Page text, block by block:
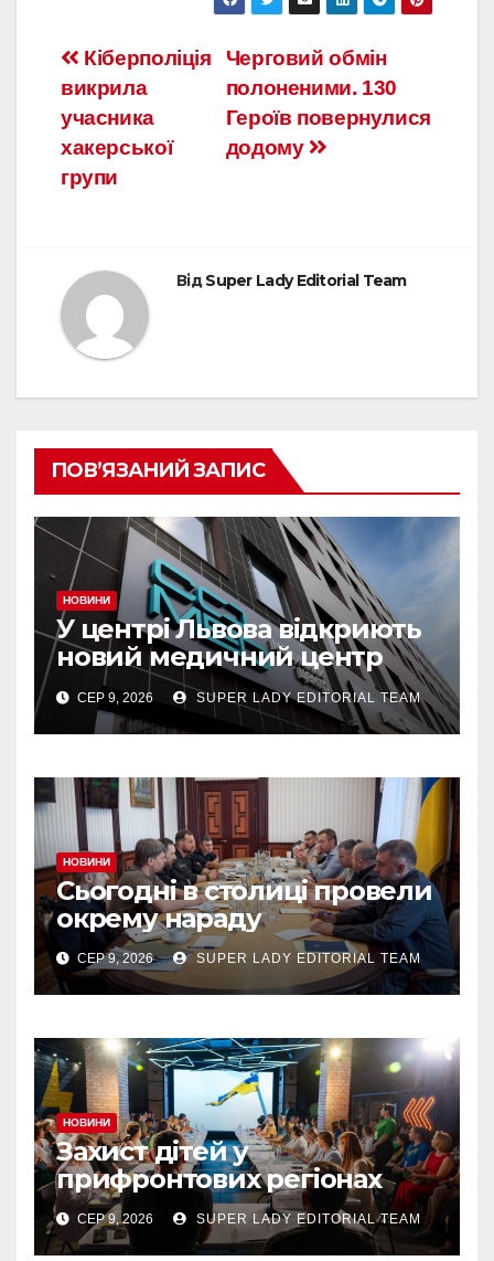
Черговий обмін
полоненими. 130
Героїв повернулися
додому
Кіберполіція
викрила
учасника
хакерської
групи
ВідSuper Lady Editorial Team
ПОВ’ЯЗАНИЙ ЗАПИС
НОВИНИ
У центрі Львова відкриють
новий медичний центр
Comed з діагностикою
Siemens та можливістю
пройти чек-ап
СЕР 9, 2026 SUPER LADY EDITORIAL TEAM
НОВИНИ
Сьогодні в столиці провели
окрему нараду
СЕР 9, 2026 SUPER LADY EDITORIAL TEAM
НОВИНИ
Захист дітей у
прифронтових регіонах
СЕР 9, 2026 SUPER LADY EDITORIAL TEAM